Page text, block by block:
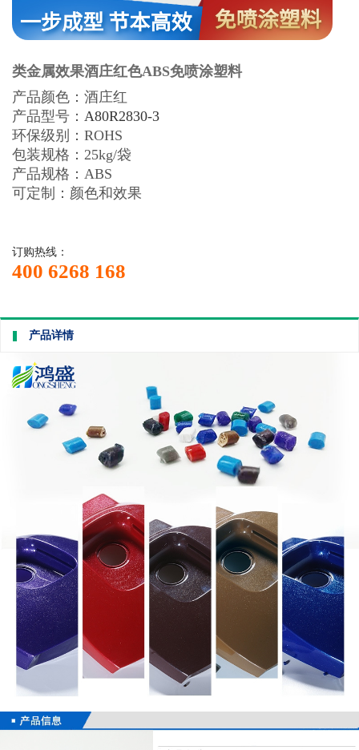
类金属效果酒庄红色ABS免喷涂塑料
产品颜色：酒庄红
产品型号： A80R2830-3
环保级别： ROHS
包装规格：25kg/袋
产品规格：ABS
可定制：颜色和效果
订购热线：
400 6268 168
产品详情